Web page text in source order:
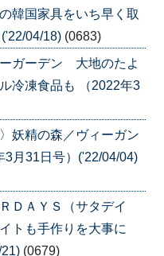
韓国家具をいち早く取
04/18) (0683)
ガーデン 大地のたよ
冷凍食品も （2022年3
妖精の森／ヴィーガン
月31日号）('22/04/04)
ＤＡＹＳ（サタデイ
トも手作りを大事に
(0679)